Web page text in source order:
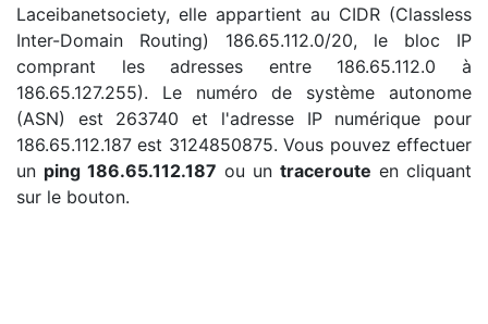
Laceibanetsociety, elle appartient au CIDR (Classless
Inter-Domain Routing) 186.65.112.0/20, le bloc IP
comprant les adresses entre 186.65.112.0 à
186.65.127.255). Le numéro de système autonome
(ASN) est 263740 et l'adresse IP numérique pour
186.65.112.187 est 3124850875. Vous pouvez effectuer
un ping 186.65.112.187 ou un traceroute en cliquant
sur le bouton.